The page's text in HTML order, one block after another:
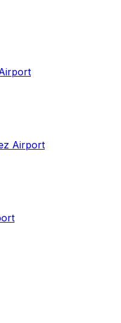
Airport